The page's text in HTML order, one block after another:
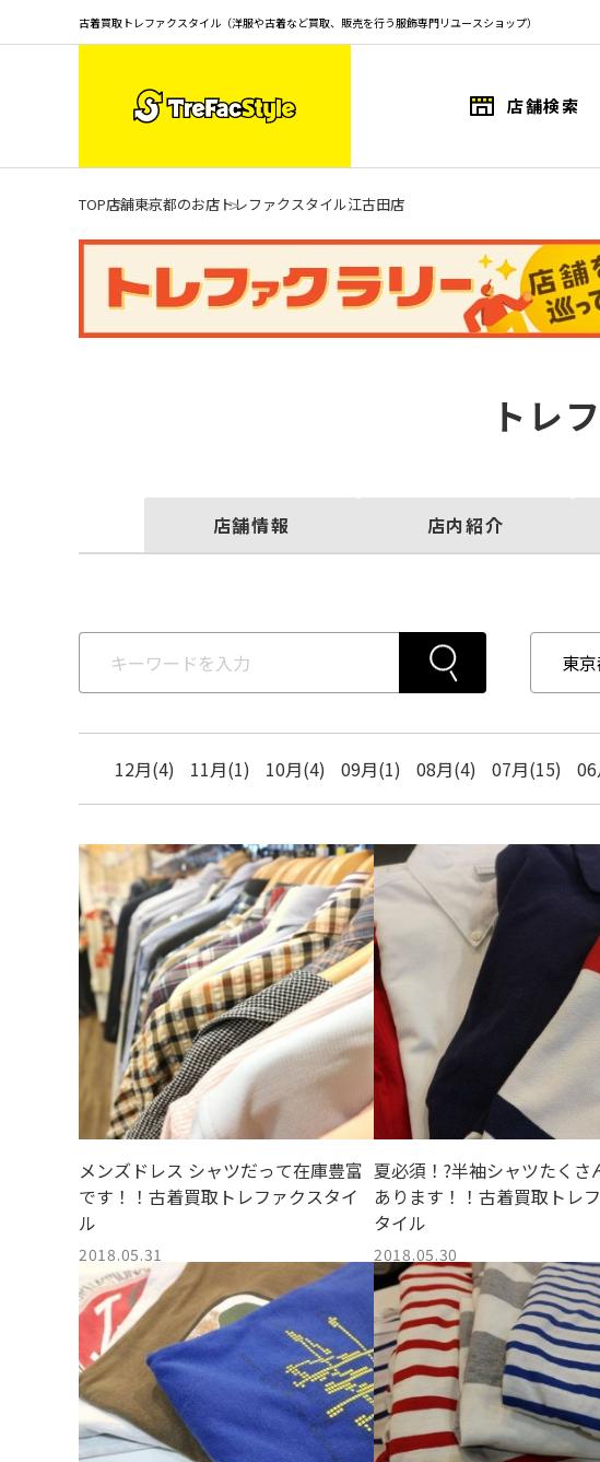
古着買取トレファクスタイル（洋服や古着など買取、販売を行う服飾専門リユースショップ）
店舗検索
TOP店舗東京都のお店 トレファクスタイル江古田店
トレ
店舗情報 店内紹介
12月(4) 11月(1) 10月(4) 09月(1) 08月(4) 07月(15)
メンズドレス シャツだって在庫豊富
です！！古着買取トレファクスタイ
ル
2018.05.31
夏必須！?半袖シャツたくさ
あります！！古着買取トレ
タイル
2018.05.30